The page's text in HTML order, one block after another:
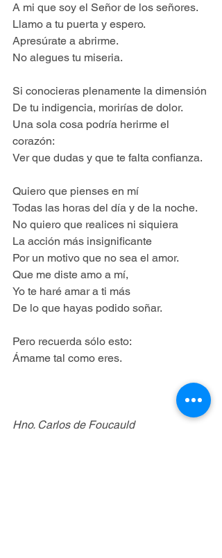
A mi que soy el Señor de los señores.
Llamo a tu puerta y espero.
Apresúrate a abrirme.
No alegues tu miseria.
Si conocieras plenamente la dimensión
De tu indigencia, morirías de dolor.
Una sola cosa podría herirme el
corazón:
Ver que dudas y que te falta confianza.
Quiero que pienses en mí
Todas las horas del día y de la noche.
No quiero que realices ni siquiera
La acción más insignificante
Por un motivo que no sea el amor.
Que me diste amo a mí,
Yo te haré amar a ti más
De lo que hayas podido soñar.
Pero recuerda sólo esto:
Ámame tal como eres.
Hno. Carlos de Foucauld